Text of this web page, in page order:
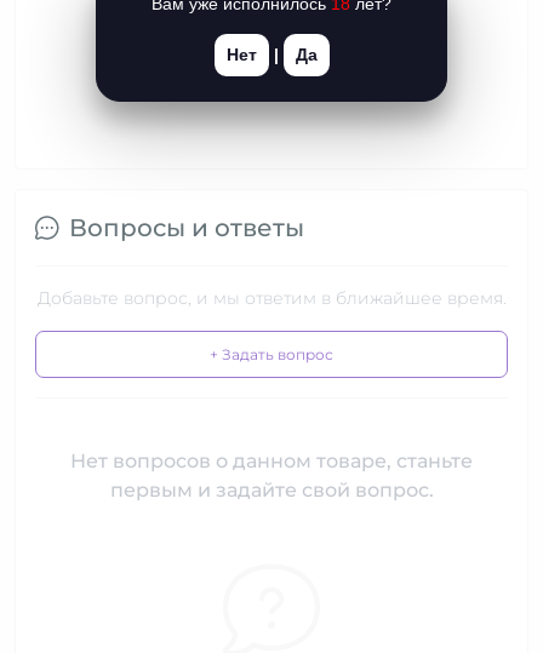
Вопросы и ответы
Добавьте вопрос, и мы ответим в ближайшее время.
+ Задать вопрос
Нет вопросов о данном товаре, станьте
первым и задайте свой вопрос.
Нет | Да